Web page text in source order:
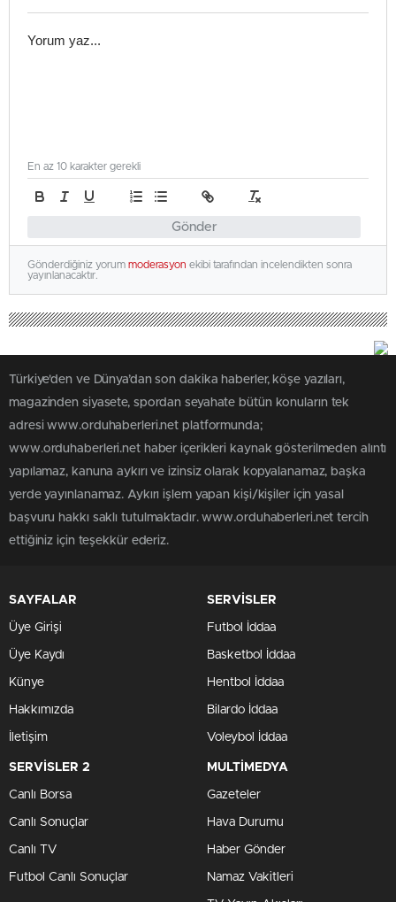
Gönder
En az 10 karakter gerekli
Gönderdiğiniz yorum moderasyon ekibi tarafından incelendikten sonra
yayınlanacaktır.
Türkiye'den ve Dünya’dan son dakika haberler, köşe yazıları,
magazinden siyasete, spordan seyahate bütün konuların tek
adresi www.orduhaberleri.net platformunda;
www.orduhaberleri.net haber içerikleri kaynak gösterilmeden alıntı
yapılamaz, kanuna aykırı ve izinsiz olarak kopyalanamaz, başka
yerde yayınlanamaz. Aykırı işlem yapan kişi/kişiler için yasal
başvuru hakkı saklı tutulmaktadır. www.orduhaberleri.net tercih
ettiğiniz için teşekkür ederiz.
SAYFALAR
Üye Girişi
Üye Kaydı
Künye
Hakkımızda
İletişim
SERVİSLER
Futbol İddaa
Basketbol İddaa
Hentbol İddaa
Bilardo İddaa
Voleybol İddaa
SERVİSLER 2
Canlı Borsa
Canlı Sonuçlar
Canlı TV
Futbol Canlı Sonuçlar
MULTİMEDYA
Gazeteler
Hava Durumu
Haber Gönder
Namaz Vakitleri